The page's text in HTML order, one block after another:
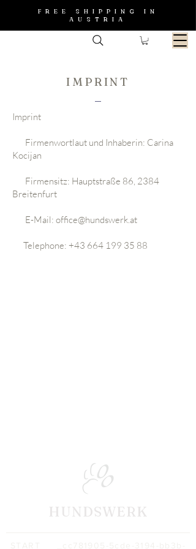
FREE SHIPPING IN
AUSTRIA
IMPRINT
Imprint
Firmenwortlaut und Inhaberin: Carina
Kocijan
Firmensitz: Hauptstraße 86, 2384
Breitenfurt
E-Mail: office@hundswerk.at
Telephone: +43 664 199 35 88
HUNDSWERK